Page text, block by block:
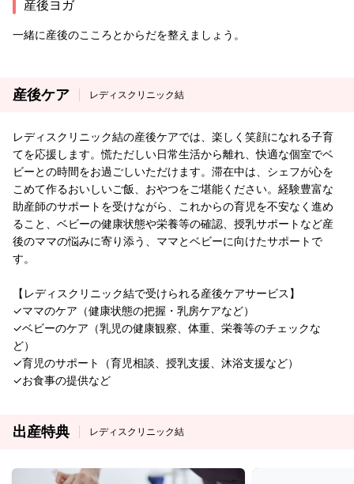
産後ヨガ
一緒に産後のこころとからだを整えましょう。
産後ケア レディスクリニック結
レディスクリニック結の産後ケアでは、楽しく笑顔になれる子育
てを応援します。慌ただしい日常生活から離れ、快適な個室でベ
ビーとの時間をお過ごしいただけます。滞在中は、シェフが心を
こめて作るおいしいご飯、おやつをご堪能ください。経験豊富な
助産師のサポートを受けながら、これからの育児を不安なく進め
ること、ベビーの健康状態や栄養等の確認、授乳サポートなど産
後のママの悩みに寄り添う、ママとベビーに向けたサポートで
す。
【レディスクリニック結で受けられる産後ケアサービス】
✓ママのケア（健康状態の把握・乳房ケアなど）
✓ベビーのケア（乳児の健康観察、体重、栄養等のチェックな
ど）
✓育児のサポート（育児相談、授乳支援、沐浴支援など）
✓お食事の提供など
出産特典 レディスクリニック結